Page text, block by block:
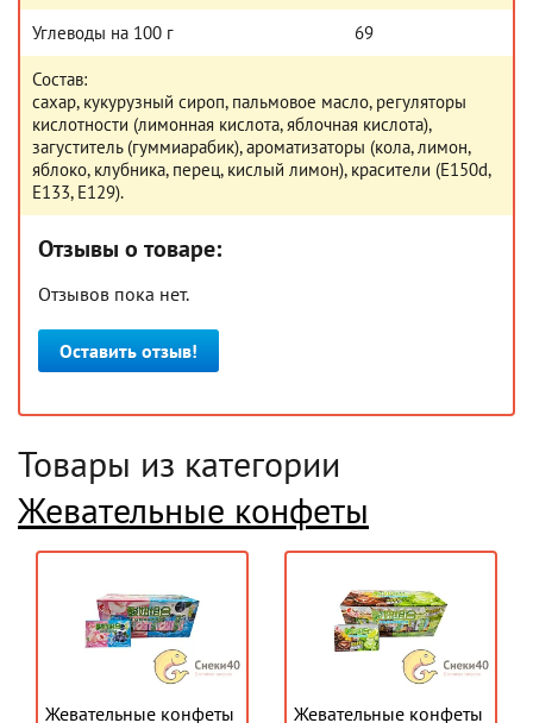
Углеводы на 100 г 69
Состав:
сахар, кукурузный сироп, пальмовое масло, регуляторы
кислотности (лимонная кислота, яблочная кислота),
загуститель (гуммиарабик), ароматизаторы (кола, лимон,
яблоко, клубника, перец, кислый лимон), красители (Е150d,
Е133, Е129).
Отзывы о товаре:
Отзывов пока нет.
Оставить отзыв!
Товары из категории
Жевательные конфеты
Жевательные конфеты
Жевательные конфеты